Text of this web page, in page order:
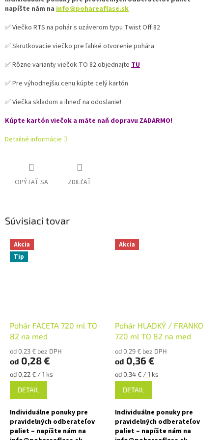
napíšte nám na info@pohareaflase.sk
✅ Viečko RTS na pohár s uzáverom typu Twist Off 82
✅ Skrutkovacie viečko pre ľahké otvorenie pohára
✅ Rôzne varianty viečok TO 82 objednajte TU
✅ Pre výhodnejšiu cenu kúpte celý kartón
✅ Viečka skladom a ihneď na odoslanie!
Kúpte kartón viečok a máte naň dopravu ZADARMO!
Detailné informácie
OPÝTAŤ SA ZDIEĽAŤ
Súvisiaci tovar
Akcia
Tip
Pohár FACETA 720 ml TO
82 na med
od 0,23 € bez DPH
od 0,28 €
Jednotková
cena:
od 0,22 € / 1 ks
DETAIL
Individuálne ponuky pre
pravidelných odberateľov
paliet – napíšte nám na
Akcia
Pohár HLADKÝ / FRANKO
720 ml TO 82 na med
od 0,29 € bez DPH
od 0,36 €
Jednotková
cena:
od 0,34 € / 1 ks
DETAIL
Individuálne ponuky pre
pravidelných odberateľov
paliet – napíšte nám na